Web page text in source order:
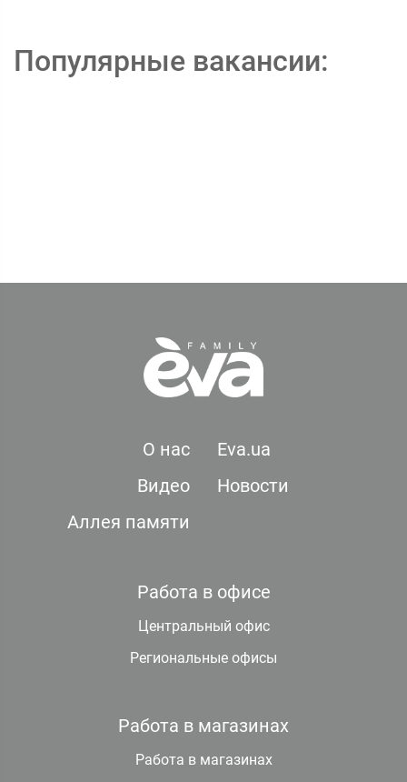
Популярные вакансии:
О нас
Eva.ua
Видео
Новости
Аллея памяти
Работа в офисе
Центральный офис
Региональные офисы
Работа в магазинах
Работа в магазинах